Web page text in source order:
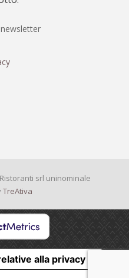
srl uninominale
TreAtiva
alla privacy